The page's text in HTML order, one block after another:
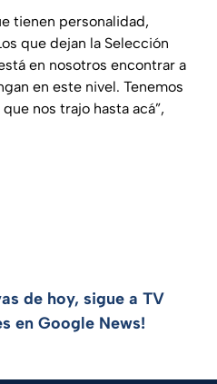
tienen personalidad,
que dejan la Selección
en nosotros encontrar a
en este nivel. Tenemos
nos trajo hasta acá”,
de hoy, sigue a TV
en Google News!